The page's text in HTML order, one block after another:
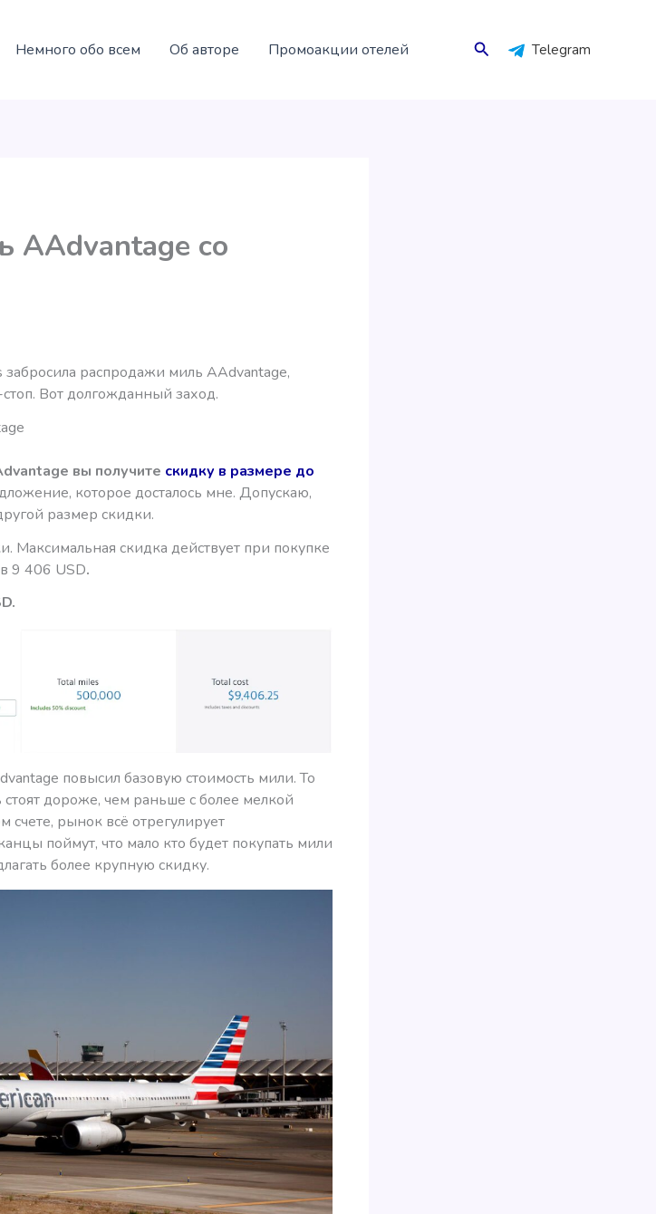
Немного обо всем Об авторе Промоакции отелей Поиск Telegram
AAdvantage со
распродажи миль AAdvantage,
Вот долгожданный заход.
вы получите скидку в размере до
которое досталось мне. Допускаю,
размер скидки.
Максимальная скидка действует при покупке
9 406 USD.
повысил базовую стоимость мили. То
дороже, чем раньше с более мелкой
рынок всё отрегулирует
поймут, что мало кто будет покупать мили
более крупную скидку.